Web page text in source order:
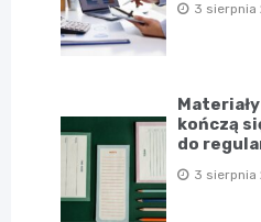
3 sierpnia
kończą
do
3 sierpnia